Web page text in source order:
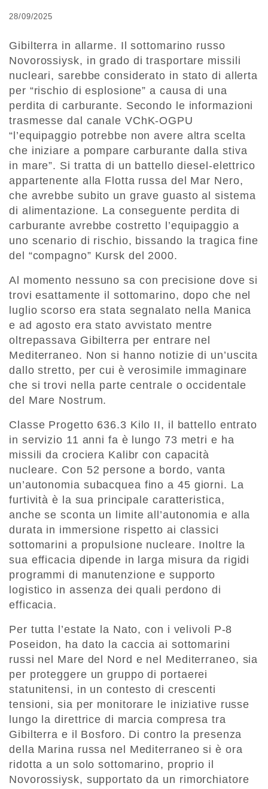
28/09/2025
Gibilterra in allarme. Il sottomarino russo
Novorossiysk, in grado di trasportare missili
nucleari, sarebbe considerato in stato di allerta
per “rischio di esplosione” a causa di una
perdita di carburante. Secondo le informazioni
trasmesse dal canale VChK-OGPU
“l’equipaggio potrebbe non avere altra scelta
che iniziare a pompare carburante dalla stiva
in mare”. Si tratta di un battello diesel-elettrico
appartenente alla Flotta russa del Mar Nero,
che avrebbe subito un grave guasto al sistema
di alimentazione. La conseguente perdita di
carburante avrebbe costretto l’equipaggio a
uno scenario di rischio, bissando la tragica fine
del “compagno” Kursk del 2000.
Al momento nessuno sa con precisione dove si
trovi esattamente il sottomarino, dopo che nel
luglio scorso era stata segnalato nella Manica
e ad agosto era stato avvistato mentre
oltrepassava Gibilterra per entrare nel
Mediterraneo. Non si hanno notizie di un’uscita
dallo stretto, per cui è verosimile immaginare
che si trovi nella parte centrale o occidentale
del Mare Nostrum.
Classe Progetto 636.3 Kilo II, il battello entrato
in servizio 11 anni fa è lungo 73 metri e ha
missili da crociera Kalibr con capacità
nucleare. Con 52 persone a bordo, vanta
un’autonomia subacquea fino a 45 giorni. La
furtività è la sua principale caratteristica,
anche se sconta un limite all’autonomia e alla
durata in immersione rispetto ai classici
sottomarini a propulsione nucleare. Inoltre la
sua efficacia dipende in larga misura da rigidi
programmi di manutenzione e supporto
logistico in assenza dei quali perdono di
efficacia.
Per tutta l’estate la Nato, con i velivoli P-8
Poseidon, ha dato la caccia ai sottomarini
russi nel Mare del Nord e nel Mediterraneo, sia
per proteggere un gruppo di portaerei
statunitensi, in un contesto di crescenti
tensioni, sia per monitorare le iniziative russe
lungo la direttrice di marcia compresa tra
Gibilterra e il Bosforo. Di contro la presenza
della Marina russa nel Mediterraneo si è ora
ridotta a un solo sottomarino, proprio il
Novorossiysk, supportato da un rimorchiatore